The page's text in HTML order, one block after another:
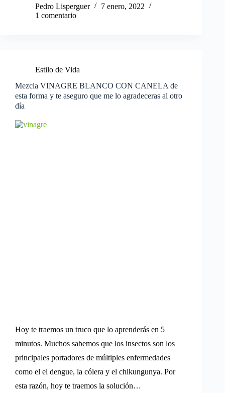
Pedro Lisperguer
7 enero, 2022
1 comentario
Estilo de Vida
Mezcla VINAGRE BLANCO CON CANELA de
esta forma y te aseguro que me lo agradeceras al otro
día
Hoy te traemos un truco que lo aprenderás en 5
minutos. Muchos sabemos que los insectos son los
principales portadores de múltiples enfermedades
como el el dengue, la cólera y el chikungunya. Por
esta razón, hoy te traemos la solución…